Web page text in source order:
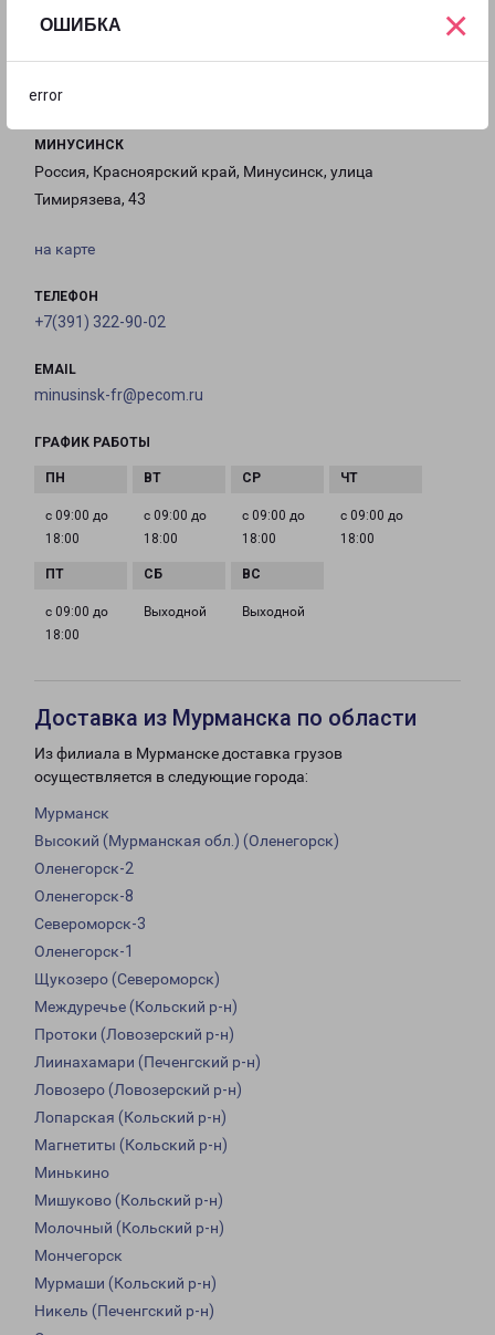
ОШИБКА
error
×
18:00
16:00
МИНУСИНСК
Россия, Красноярский край, Минусинск, улица
Тимирязева, 43
на карте
ТЕЛЕФОН
+7(391) 322-90-02
EMAIL
minusinsk-fr@pecom.ru
ГРАФИК РАБОТЫ
с 09:00 до
18:00
с 09:00 до
18:00
с 09:00 до
18:00
с 09:00 до
18:00
с 09:00 до
18:00
Выходной Выходной
Доставка из Мурманска по области
Из филиала в Мурманске доставка грузов
осуществляется в следующие города:
Мурманск
Высокий (Мурманская обл.) (Оленегорск)
Оленегорск-2
Оленегорск-8
Североморск-3
Оленегорск-1
Щукозеро (Североморск)
Междуречье (Кольский р-н)
Протоки (Ловозерский р-н)
Лиинахамари (Печенгский р-н)
Ловозеро (Ловозерский р-н)
Лопарская (Кольский р-н)
Магнетиты (Кольский р-н)
Минькино
Мишуково (Кольский р-н)
Молочный (Кольский р-н)
Мончегорск
Мурмаши (Кольский р-н)
Никель (Печенгский р-н)